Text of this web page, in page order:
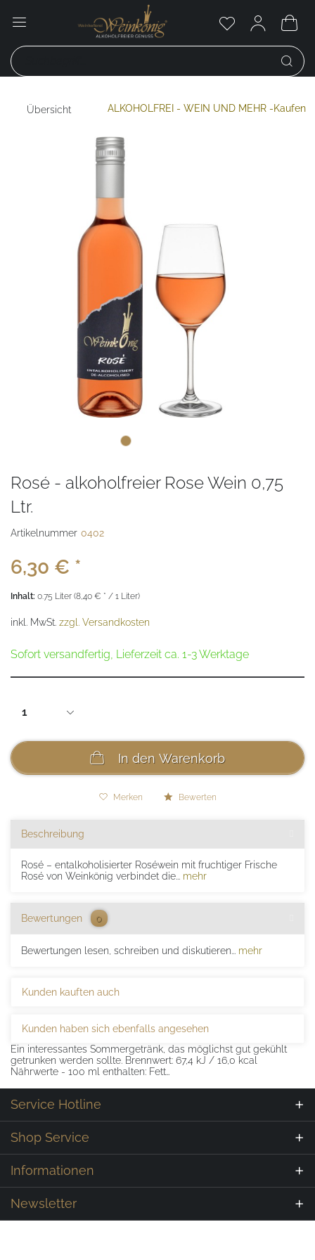
Übersicht ALKOHOLFREI - WEIN UND MEHR -Kaufen
Rosé - alkoholfreier Rose Wein 0,75
Ltr.
Artikelnummer 0402
6,30 € *
Inhalt: 0.75 Liter (8,40 € * / 1 Liter)
inkl. MwSt. zzgl. Versandkosten
Sofort versandfertig, Lieferzeit ca. 1-3 Werktage
In den Warenkorb
Merken Bewerten
Beschreibung
Rosé – entalkoholisierter Roséwein mit fruchtiger Frische
Rosé von Weinkönig verbindet die... mehr
Bewertungen 0
Bewertungen lesen, schreiben und diskutieren... mehr
Kunden kauften auch
Kunden haben sich ebenfalls angesehen
Ein interessantes Sommergetränk, das möglichst gut gekühlt
getrunken werden sollte. Brennwert: 67,4 kJ / 16,0 kcal
Nährwerte - 100 ml enthalten: Fett…
Service Hotline
Shop Service
Informationen
Newsletter